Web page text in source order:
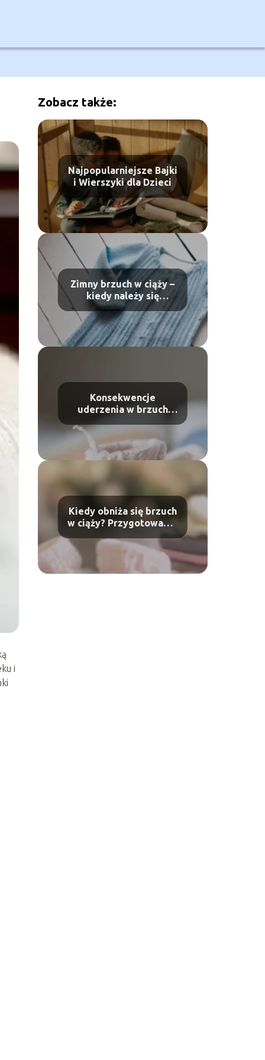
i
Zobacz także:
Najpopularniejsze Bajki
i Wierszyki dla Dzieci
Zimny brzuch w ciąży –
kiedy należy się
martwić?
Konsekwencje
uderzenia w brzuch
podczas ciąży – czym to
grozi?
Kiedy obniża się brzuch
w ciąży? Przygotowanie